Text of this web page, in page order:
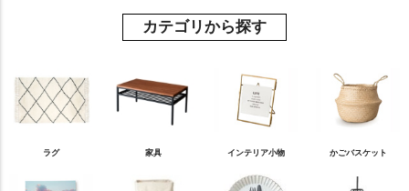
カテゴリから探す
ラグ 家具 インテリア小物 かごバスケット